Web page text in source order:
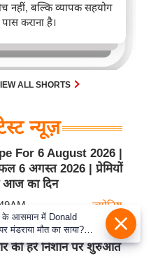
नहीं, बल्कि व्यापक सहयोग
कराना है।
ALL SHORTS
न्यूज़
For 6 August 2026 |
6 अगस्त 2026 | प्रेमियों
आज का दिन
ज्योतिष
उछला, crude oil में
की हरे निशान पर शुरुआत
के आसमान में Donald
मंडराया मौत का साया?
के हेलिकॉप्टर के सामने
गया पैसेंजर प्लेन!